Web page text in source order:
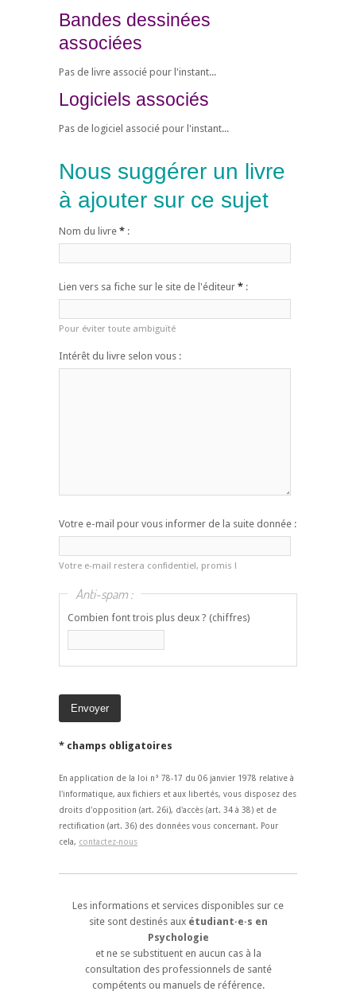
Bandes dessinées
associées
Pas de livre associé pour l'instant...
Logiciels associés
Pas de logiciel associé pour l'instant...
Nous suggérer un livre
à ajouter sur ce sujet
Nom du livre * :
Lien vers sa fiche sur le site de l'éditeur * :
Pour éviter toute ambiguïté
Intérêt du livre selon vous :
Votre e-mail pour vous informer de la suite donnée :
Votre e-mail restera confidentiel, promis !
Anti-spam :
Combien font trois plus deux ? (chiffres)
* champs obligatoires
En application de la loi n° 78-17 du 06 janvier 1978 relative à
l'informatique, aux fichiers et aux libertés, vous disposez des
droits d'opposition (art. 26i), d'accès (art. 34 à 38) et de
rectification (art. 36) des données vous concernant. Pour
cela, contactez-nous
Les informations et services disponibles sur ce
site sont destinés aux étudiant·e·s en
Psychologie
et ne se substituent en aucun cas à la
consultation des professionnels de santé
compétents ou manuels de référence.